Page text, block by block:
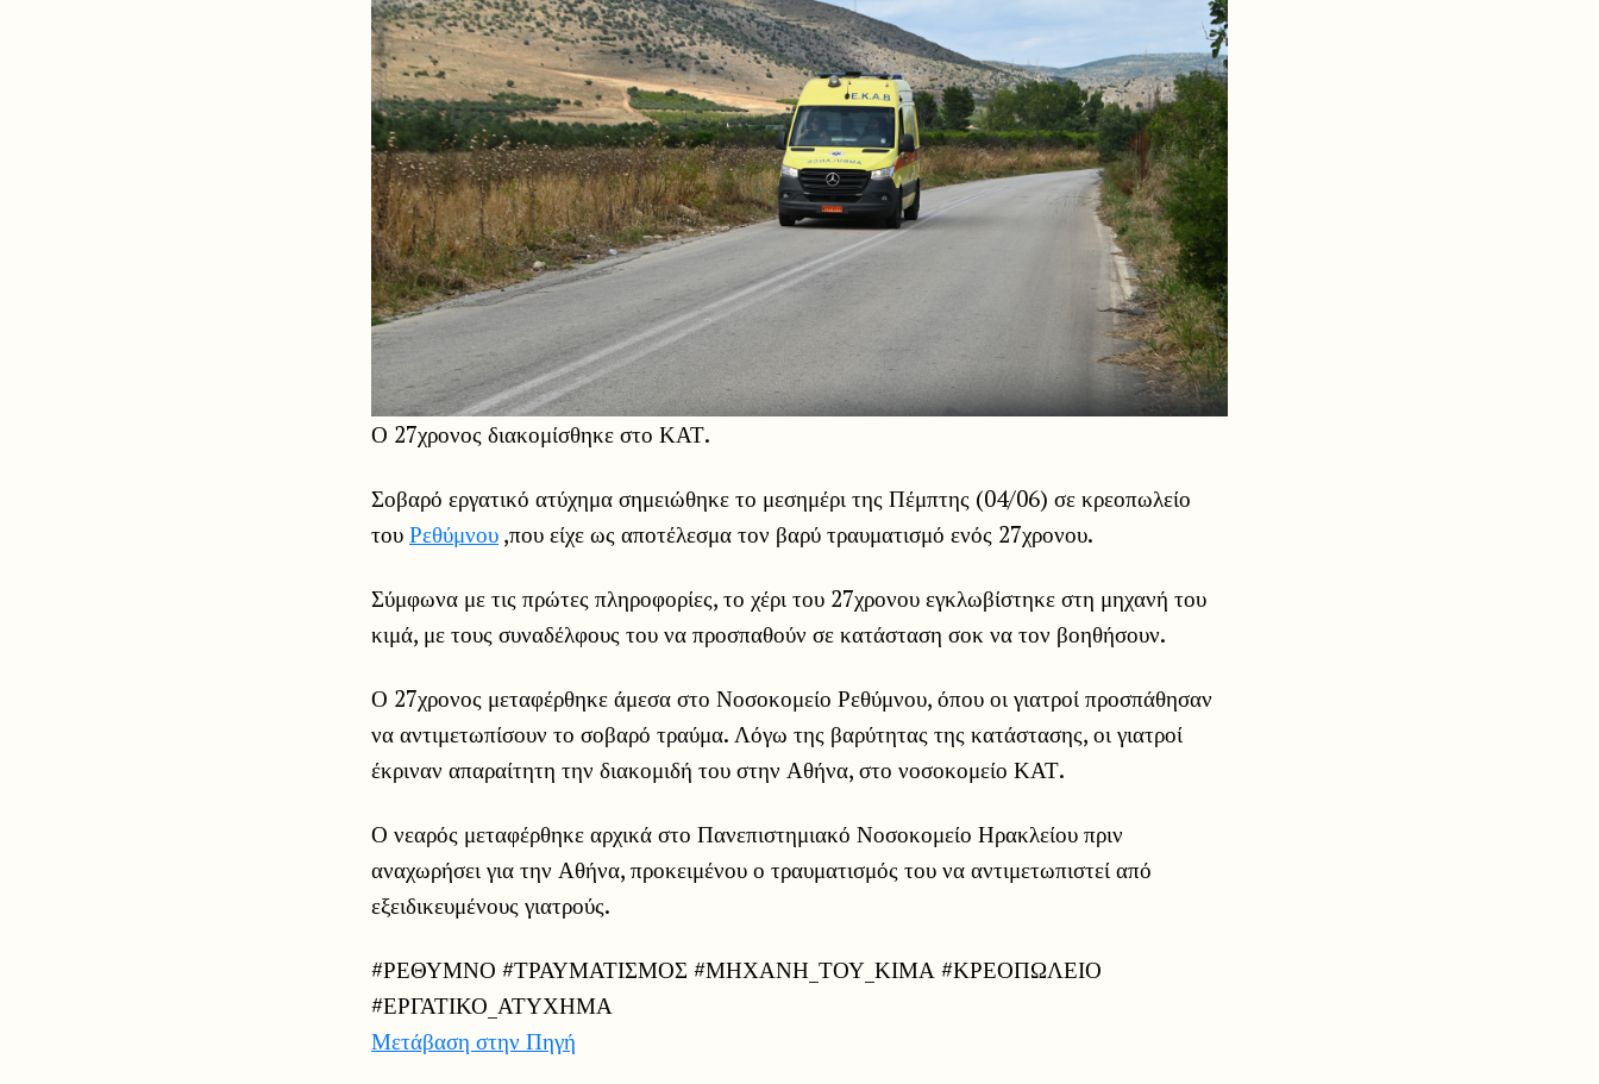
Ο 27χρονος διακομίσθηκε στο ΚΑΤ.
Σοβαρό εργατικό ατύχημα σημειώθηκε το μεσημέρι της Πέμπτης (04/06) σε κρεοπωλείο
του Ρεθύμνου ,που είχε ως αποτέλεσμα τον βαρύ τραυματισμό ενός 27χρονου.
Σύμφωνα με τις πρώτες πληροφορίες, το χέρι του 27χρονου εγκλωβίστηκε στη μηχανή του
κιμά, με τους συναδέλφους του να προσπαθούν σε κατάσταση σοκ να τον βοηθήσουν.
Ο 27χρονος μεταφέρθηκε άμεσα στο Νοσοκομείο Ρεθύμνου, όπου οι γιατροί προσπάθησαν
να αντιμετωπίσουν το σοβαρό τραύμα. Λόγω της βαρύτητας της κατάστασης, οι γιατροί
έκριναν απαραίτητη την διακομιδή του στην Αθήνα, στο νοσοκομείο ΚΑΤ.
Ο νεαρός μεταφέρθηκε αρχικά στο Πανεπιστημιακό Νοσοκομείο Ηρακλείου πριν
αναχωρήσει για την Αθήνα, προκειμένου ο τραυματισμός του να αντιμετωπιστεί από
εξειδικευμένους γιατρούς.
#ΡΕΘΥΜΝΟ #ΤΡΑΥΜΑΤΙΣΜΟΣ #ΜΗΧΑΝΗ_ΤΟΥ_ΚΙΜΑ #ΚΡΕΟΠΩΛΕΙΟ
#ΕΡΓΑΤΙΚΟ_ΑΤΥΧΗΜΑ
Μετάβαση στην Πηγή